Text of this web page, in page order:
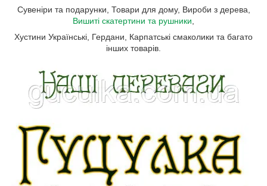
Сувеніри та подарунки, Товари для дому, Вироби з дерева,
Вишиті скатертини та рушники
Хустини Українські, Гердани, Карпатські смаколики та багато
інших товарів.